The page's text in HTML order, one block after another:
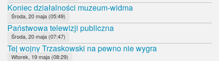
Koniec działalności muzeum-widma
Środa, 20 maja (05:49)
Państwowa telewizji publiczna
Środa, 20 maja (07:47)
Tej wojny Trzaskowski na pewno nie wygra
Wtorek, 19 maja (08:29)